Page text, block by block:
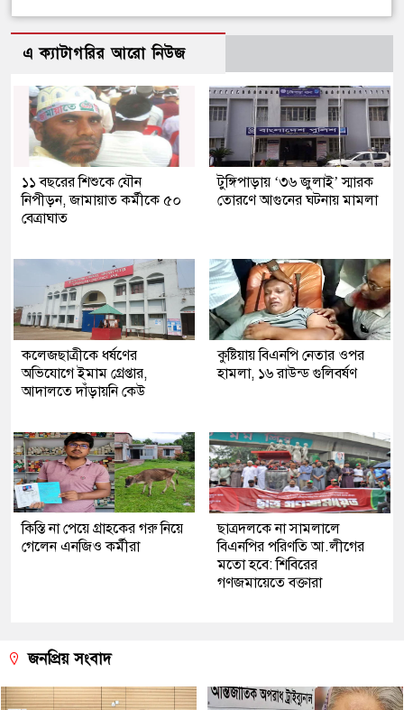
এ ক্যাটাগরির আরো নিউজ
১১ বছরের শিশুকে যৌন
নিপীড়ন, জামায়াত কর্মীকে ৫০
বেত্রাঘাত
টুঙ্গিপাড়ায় ‘৩৬ জুলাই’ স্মারক
তোরণে আগুনের ঘটনায় মামলা
কলেজছাত্রীকে ধর্ষণের
অভিযোগে ইমাম গ্রেপ্তার,
আদালতে দাঁড়ায়নি কেউ
কুষ্টিয়ায় বিএনপি নেতার ওপর
হামলা, ১৬ রাউন্ড গুলিবর্ষণ
কিস্তি না পেয়ে গ্রাহকের গরু নিয়ে
গেলেন এনজিও কর্মীরা
ছাত্রদলকে না সামলালে
বিএনপির পরিণতি আ.লীগের
মতো হবে: শিবিরের
গণজমায়েতে বক্তারা
জনপ্রিয় সংবাদ